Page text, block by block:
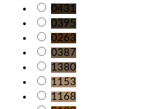
0431
0395
0263
0387
1380
1153
1168